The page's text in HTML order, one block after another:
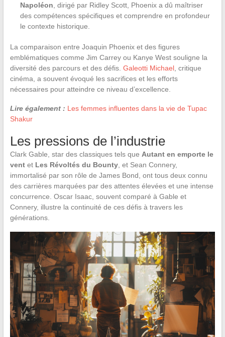
Napoléon , dirigé par Ridley Scott, Phoenix a dû maîtriser
des compétences spécifiques et comprendre en profondeur
le contexte historique.
La comparaison entre Joaquin Phoenix et des figures
emblématiques comme Jim Carrey ou Kanye West souligne la
diversité des parcours et des défis. Galeotti Michael, critique
cinéma, a souvent évoqué les sacrifices et les efforts
nécessaires pour atteindre ce niveau d’excellence.
Lire également : Les femmes influentes dans la vie de Tupac
Shakur
Les pressions de l’industrie
Clark Gable, star des classiques tels que Autant en emporte le
ventet Les Révoltés du Bounty, et Sean Connery,
immortalisé par son rôle de James Bond, ont tous deux connu
des carrières marquées par des attentes élevées et une intense
concurrence. Oscar Isaac, souvent comparé à Gable et
Connery, illustre la continuité de ces défis à travers les
générations.